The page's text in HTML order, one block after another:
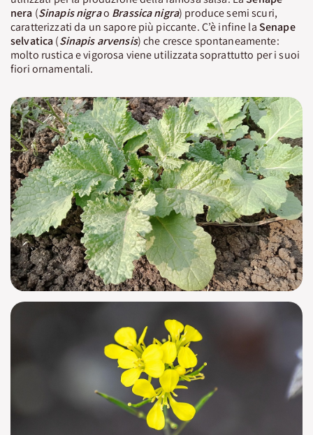
nera (Sinapis nigrao Brassica nigra) produce semi scuri,
caratterizzati da un sapore più piccante. C’è infine laSenape
selvatica (Sinapis arvensis) che cresce spontaneamente:
molto rustica e vigorosa viene utilizzata soprattutto per i suoi
fiori ornamentali.